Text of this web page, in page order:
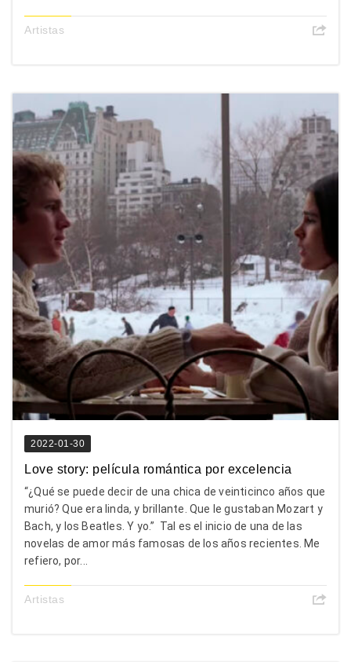
Artistas
2022-01-30
Love story: película romántica por excelencia
“¿Qué se puede decir de una chica de veinticinco años que
murió? Que era linda, y brillante. Que le gustaban Mozart y
Bach, y los Beatles. Y yo.” Tal es el inicio de una de las
novelas de amor más famosas de los años recientes. Me
refiero, por...
Artistas